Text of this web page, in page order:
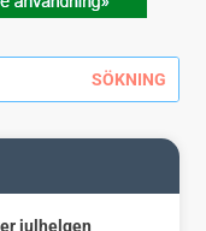
julhelgen